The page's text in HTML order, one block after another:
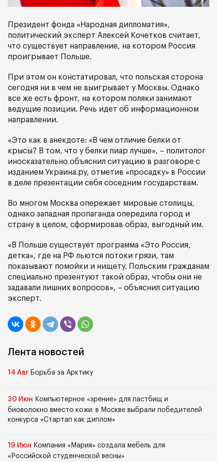
Президент фонда «Народная дипломатия»,
политический эксперт Алексей Кочетков считает,
что существует направление, на котором Россия
проигрывает Польше.
При этом он констатировал, что польская сторона
сегодня ни в чем не выигрывает у Москвы. Однако
все же есть фронт, на котором поляки занимают
ведущие позиции. Речь идет об информационном
направлении.
«Это как в анекдоте: «В чем отличие белки от
крысы? В том, что у белки пиар лучше», – политолог
иносказательно объяснил ситуацию в разговоре с
изданием Украина.ру, отметив «просадку» в России
в деле презентации себя соседним государствам.
Во многом Москва опережает мировые столицы,
однако западная пропаганда опередила город и
страну в целом, сформировав образ, выгодный им.
«В Польше существует программа «Это Россия,
детка», где на РФ льются потоки грязи, там
показывают помойки и нищету. Польским гражданам
специально презентуют такой образ, чтобы они не
задавали лишних вопросов», – объяснил ситуацию
эксперт.
Лента новостей
14 Авг Борьба за Арктику
30 Июн Компьютерное «зрение» для пастбищ и
биоволокно вместо кожи: в Москве выбрали победителей
конкурса «Стартап как диплом»
19 Июн Компания «Мария» создала мебель для
«Российской студенческой весны»